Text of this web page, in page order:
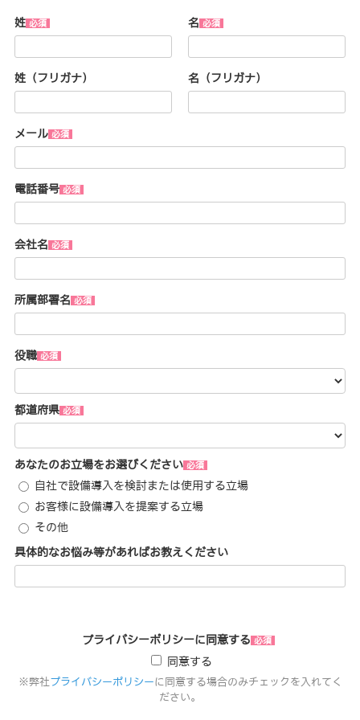
姓 名
姓（フリガナ） 名（フリガナ）
メール
電話番号
会社名
所属部署名
役職
都道府県
あなたのお立場をお選びください
自社で設備導入を検討または使用する立場
お客様に設備導入を提案する立場
その他
具体的なお悩み等があればお教えください
プライバシーポリシーに同意する
同意する
※弊社プライバシーポリシーに同意する場合のみチェックを入れてく
ださい。